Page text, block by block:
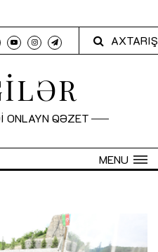
AXTARIŞ
ONLAYN QƏZET
MENU